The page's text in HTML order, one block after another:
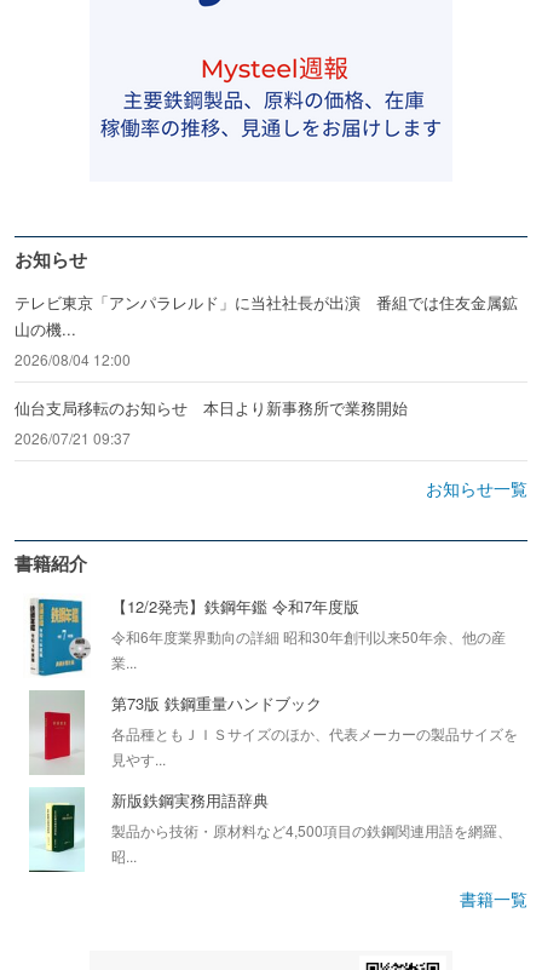
お知らせ
テレビ東京「アンパラレルド」に当社社長が出演 番組では住友金属鉱
山の機...
2026/08/04 12:00
仙台支局移転のお知らせ 本日より新事務所で業務開始
2026/07/21 09:37
お知らせ一覧
書籍紹介
【12/2発売】鉄鋼年鑑 令和7年度版
令和6年度業界動向の詳細 昭和30年創刊以来50年余、他の産
業...
第73版 鉄鋼重量ハンドブック
各品種ともＪＩＳサイズのほか、代表メーカーの製品サイズを
見やす...
新版鉄鋼実務用語辞典
製品から技術・原材料など4,500項目の鉄鋼関連用語を網羅、
昭...
書籍一覧